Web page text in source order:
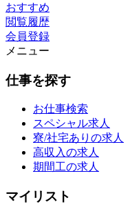
おすすめ
閲覧履歴
会員登録
メニュー
仕事を探す
お仕事検索
スペシャル求人
寮/社宅ありの求人
高収入の求人
期間工の求人
マイリスト